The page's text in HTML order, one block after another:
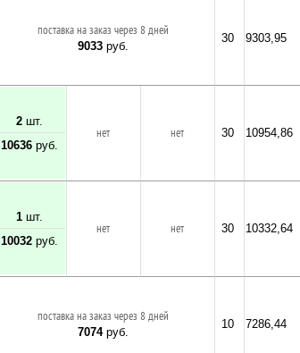
поставка на заказ через 8 дней
9033 руб.
30 9303,95
2шт.
10636руб.
нет нет 30 10954,86
1шт.
10032руб.
нет нет 30 10332,64
поставка на заказ через 8 дней
7074руб.
10 7286,44